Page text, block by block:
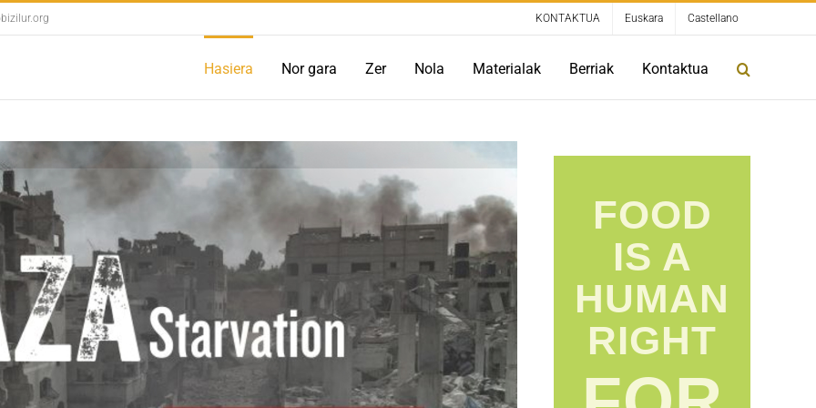
KONTAKTUA Euskara Castellano
Hasiera Nor gara Zer Nola Materialak Berriak Kontaktua
FOOD
IS A
HUMAN
RIGHT